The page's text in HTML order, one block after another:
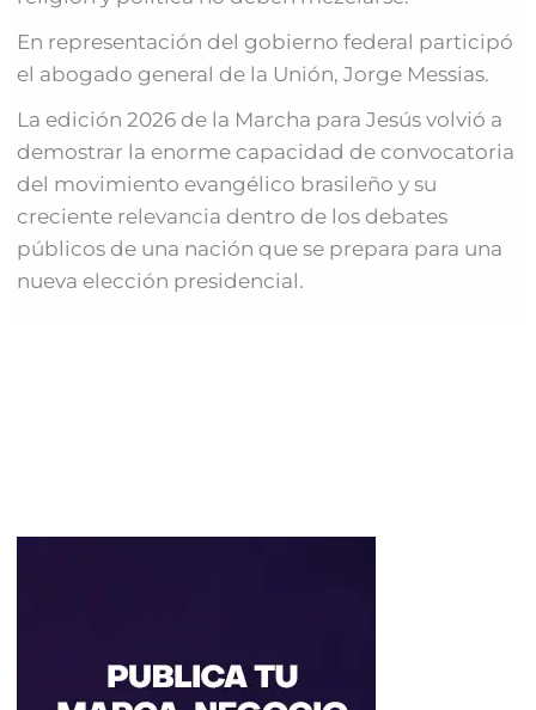
En representación del gobierno federal participó
el abogado general de la Unión, Jorge Messias.
La edición 2026 de la Marcha para Jesús volvió a
demostrar la enorme capacidad de convocatoria
del movimiento evangélico brasileño y su
creciente relevancia dentro de los debates
públicos de una nación que se prepara para una
nueva elección presidencial.